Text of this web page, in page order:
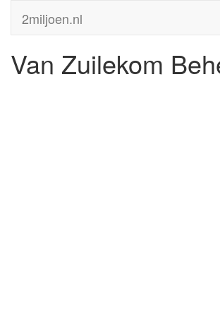
2miljoen.nl
Van Zuilekom